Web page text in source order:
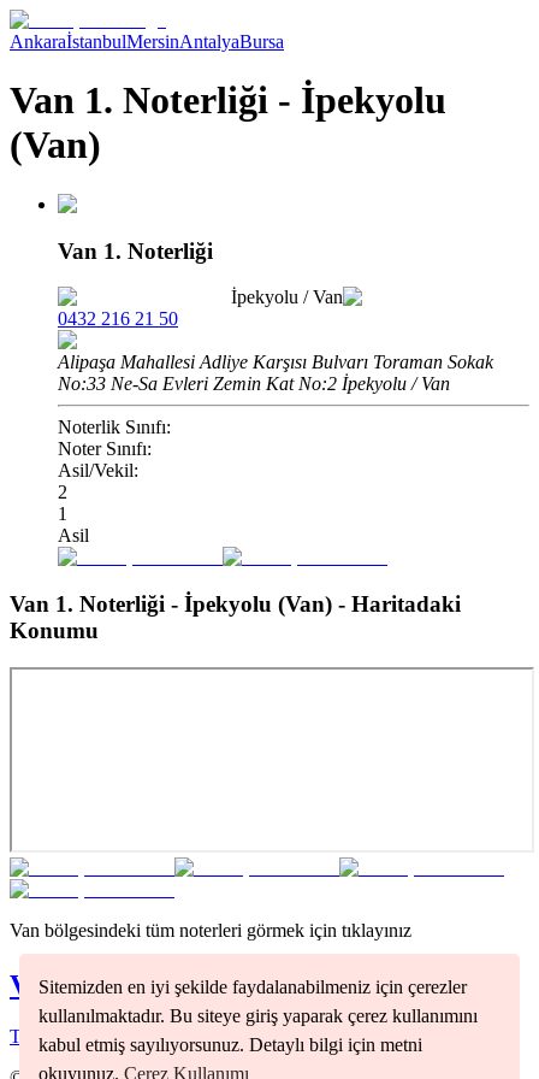
Sitemizden en iyi şekilde faydalanabilmeniz için çerezler
kullanılmaktadır. Bu siteye giriş yaparak çerez kullanımını
kabul etmiş sayılıyorsunuz. Detaylı bilgi için metni
okuyunuz. Çerez Kullanımı
AnkaraİstanbulMersinAntalyaBursa
Van 1. Noterliği - İpekyolu
(Van)
Van 1. Noterliği
İpekyolu /Van
0432 216 21 50
Alipaşa Mahallesi Adliye Karşısı Bulvarı Toraman Sokak
No:33 Ne-Sa Evleri Zemin Kat No:2 İpekyolu / Van
Noterlik Sınıfı:
Noter Sınıfı:
Asil/Vekil:
2
1
Asil
Van 1. Noterliği - İpekyolu (Van) - Haritadaki
Konumu
Van bölgesindeki tüm noterleri görmek için tıklayınız
VanNoterleri
Tuşba (
)